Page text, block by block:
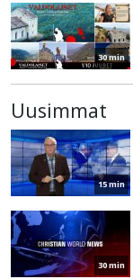
30 min
Uusimmat
15 min
30 min